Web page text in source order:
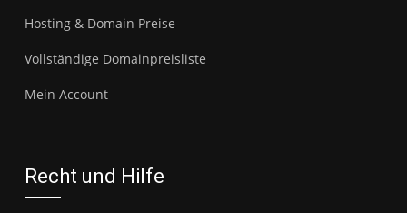
Hosting & Domain Preise
Vollständige Domainpreisliste
Mein Account
Recht und Hilfe